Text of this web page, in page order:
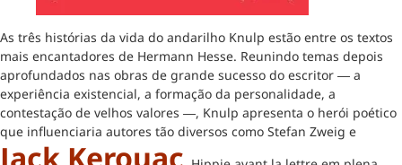
As três histórias da vida do andarilho Knulp estão entre os textos
mais encantadores de Hermann Hesse. Reunindo temas depois
aprofundados nas obras de grande sucesso do escritor ― a
experiência existencial, a formação da personalidade, a
contestação de velhos valores ―, Knulp apresenta o herói poético
que influenciaria autores tão diversos como Stefan Zweig e
Jack Kerouac